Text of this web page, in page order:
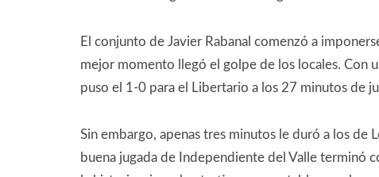
El conjunto de Javier Rabanal comenzó a
mejor momento llegó el golpe de los locales. Con
puso el 1-0 para el Libertario a los 27 minutos de
Sin embargo, apenas tres minutos le duró a los de
buena jugada de Independiente del Valle terminó